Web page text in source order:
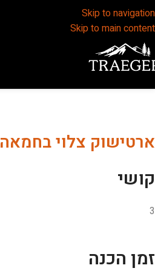
Skip to navigation
Skip to main content
ארטישוק צלוי
קושי
3
זמן הכנה